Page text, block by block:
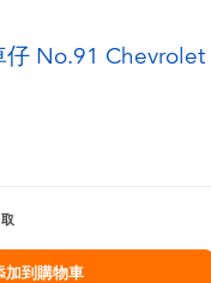
仔 No.91 Chevrolet
加到購物車